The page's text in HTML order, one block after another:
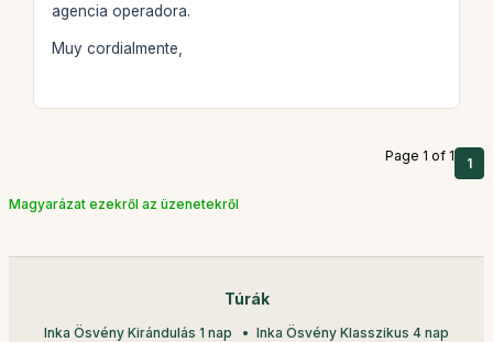
agencia operadora.
Muy cordialmente,
Page 1 of 1 1
Magyarázat ezekről az üzenetekről
Túrák
Inka Ösvény Kirándulás 1 nap
Inka Ösvény Klasszikus 4 nap